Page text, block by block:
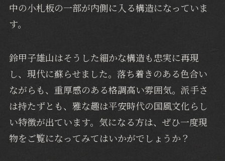
中の小札板の一部が内側に入る構造になっていま
す。
鈴甲子雄山はそうした細かな構造も忠実に再現
し、現代に蘇らせました。落ち着きのある色合い
ながらも、重厚感のある格調高い雰囲気。派手さ
は持たずとも、雅な趣は平安時代の国風文化らし
い特徴が出ています。気になる方は、ぜひ一度現
物をご覧になってみてはいかがでしょうか？